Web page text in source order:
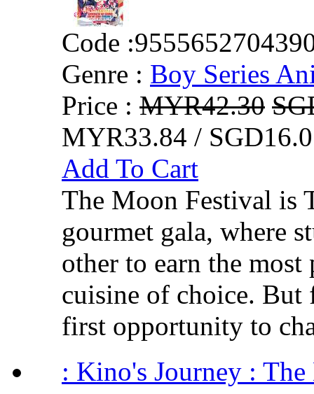
Code :
Genre : Boy Series
Price : MYR42.30
MYR33.84 /
Add To Cart
The Moon Festival is
gourmet gala, where
other to earn the
cuisine of choice. But
first opportunity to
: Kino's Journey :